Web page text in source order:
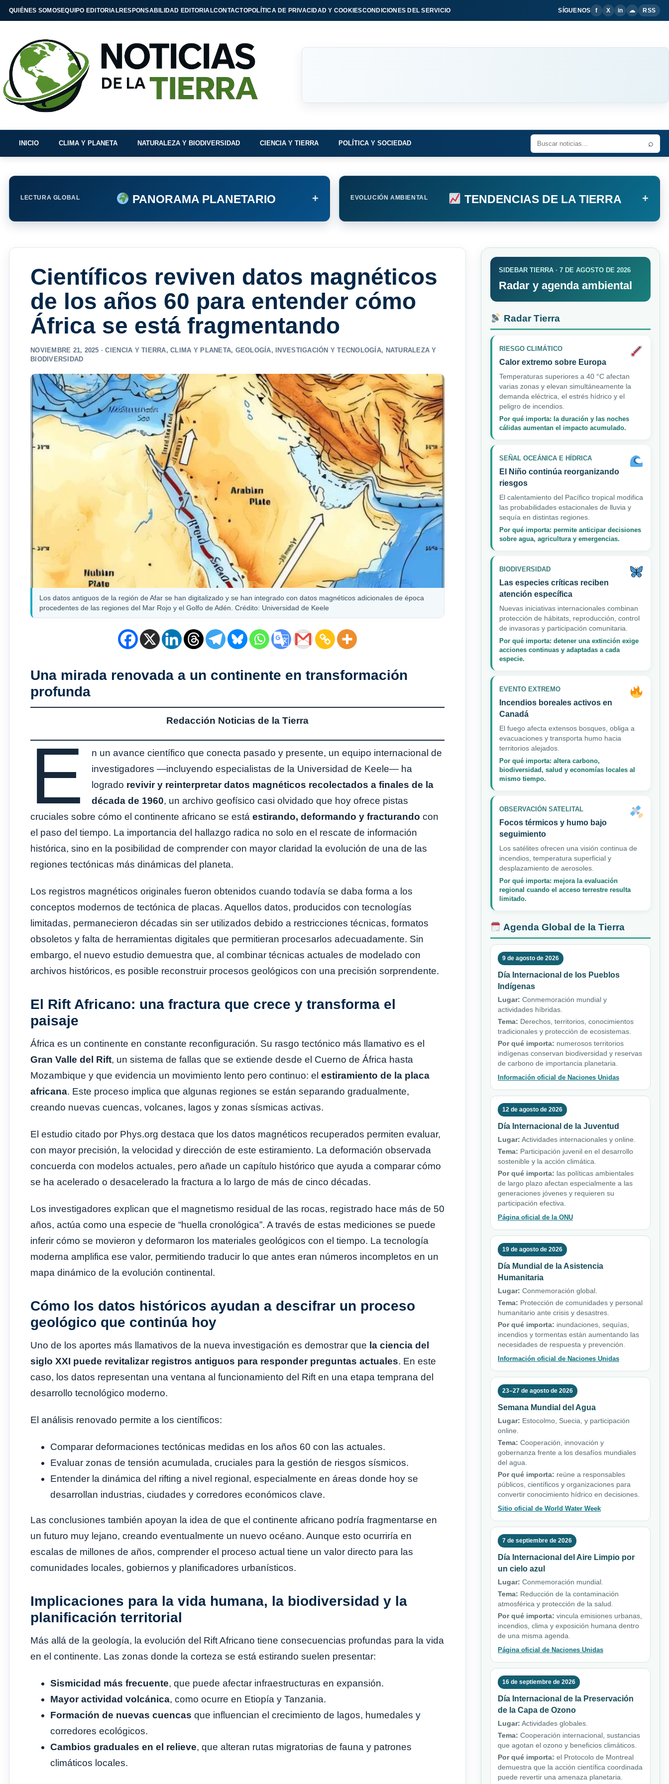
QUIÉNES SOMOSEQUIPO EDITORIALRESPONSABILIDAD EDITORIALCONTACTOPOLÍTICA DE PRIVACIDAD Y COOKIESCONDICIONES DEL SERVICIO SÍGUENOS f X in ☁ RSS
INICIO CLIMA Y PLANETA NATURALEZA Y BIODIVERSIDAD CIENCIA Y TIERRA POLÍTICA Y SOCIEDAD ⌕
LECTURA GLOBAL PANORAMA PLANETARIO + EVOLUCIÓN AMBIENTAL TENDENCIAS DE LA TIERRA +
Científicos reviven datos magnéticos
de los años 60 para entender cómo
África se está fragmentando
NOVIEMBRE 21, 2025 ·CIENCIA Y TIERRA,CLIMA Y PLANETA, GEOLOGÍA, INVESTIGACIÓN Y TECNOLOGÍA, NATURALEZA Y
BIODIVERSIDAD
Los datos antiguos de la región de Afar se han digitalizado y se han integrado con datos magnéticos adicionales de época
procedentes de las regiones del Mar Rojo y el Golfo de Adén. Crédito: Universidad de Keele
Una mirada renovada a un continente en transformación
profunda
Redacción Noticias de la Tierra
E
n un avance científico que conecta pasado y presente, un equipo internacional de
investigadores —incluyendo especialistas de la Universidad de Keele— ha
logrado revivir y reinterpretar datos magnéticos recolectados a finales de la
década de 1960, un archivo geofísico casi olvidado que hoy ofrece pistas
cruciales sobre cómo el continente africano se está estirando, deformando y fracturando con
el paso del tiempo. La importancia del hallazgo radica no solo en el rescate de información
histórica, sino en la posibilidad de comprender con mayor claridad la evolución de una de las
regiones tectónicas más dinámicas del planeta.
Los registros magnéticos originales fueron obtenidos cuando todavía se daba forma a los
conceptos modernos de tectónica de placas. Aquellos datos, producidos con tecnologías
limitadas, permanecieron décadas sin ser utilizados debido a restricciones técnicas, formatos
obsoletos y falta de herramientas digitales que permitieran procesarlos adecuadamente. Sin
embargo, el nuevo estudio demuestra que, al combinar técnicas actuales de modelado con
archivos históricos, es posible reconstruir procesos geológicos con una precisión sorprendente.
El Rift Africano: una fractura que crece y transforma el
paisaje
África es un continente en constante reconfiguración. Su rasgo tectónico más llamativo es el
Gran Valle del Rift, un sistema de fallas que se extiende desde el Cuerno de África hasta
Mozambique y que evidencia un movimiento lento pero continuo: el estiramiento de la placa
africana. Este proceso implica que algunas regiones se están separando gradualmente,
creando nuevas cuencas, volcanes, lagos y zonas sísmicas activas.
El estudio citado por Phys.org destaca que los datos magnéticos recuperados permiten evaluar,
con mayor precisión, la velocidad y dirección de este estiramiento. La deformación observada
concuerda con modelos actuales, pero añade un capítulo histórico que ayuda a comparar cómo
se ha acelerado o desacelerado la fractura a lo largo de más de cinco décadas.
Los investigadores explican que el magnetismo residual de las rocas, registrado hace más de 50
años, actúa como una especie de “huella cronológica”. A través de estas mediciones se puede
inferir cómo se movieron y deformaron los materiales geológicos con el tiempo. La tecnología
moderna amplifica ese valor, permitiendo traducir lo que antes eran números incompletos en un
mapa dinámico de la evolución continental.
Cómo los datos históricos ayudan a descifrar un proceso
geológico que continúa hoy
Uno de los aportes más llamativos de la nueva investigación es demostrar que la ciencia del
siglo XXI puede revitalizar registros antiguos para responder preguntas actuales. En este
caso, los datos representan una ventana al funcionamiento del Rift en una etapa temprana del
desarrollo tecnológico moderno.
El análisis renovado permite a los científicos:
Comparar deformaciones tectónicas medidas en los años 60 con las actuales.
Evaluar zonas de tensión acumulada, cruciales para la gestión de riesgos sísmicos.
Entender la dinámica del rifting a nivel regional, especialmente en áreas donde hoy se
desarrollan industrias, ciudades y corredores económicos clave.
Las conclusiones también apoyan la idea de que el continente africano podría fragmentarse en
un futuro muy lejano, creando eventualmente un nuevo océano. Aunque esto ocurriría en
escalas de millones de años, comprender el proceso actual tiene un valor directo para las
comunidades locales, gobiernos y planificadores urbanísticos.
Implicaciones para la vida humana, la biodiversidad y la
planificación territorial
Más allá de la geología, la evolución del Rift Africano tiene consecuencias profundas para la vida
en el continente. Las zonas donde la corteza se está estirando suelen presentar:
Sismicidad más frecuente, que puede afectar infraestructuras en expansión.
Mayor actividad volcánica, como ocurre en Etiopía y Tanzania.
Formación de nuevas cuencas que influencian el crecimiento de lagos, humedales y
corredores ecológicos.
Cambios graduales en el relieve, que alteran rutas migratorias de fauna y patrones
climáticos locales.
SIDEBAR TIERRA · 7 DE AGOSTO DE 2026
Radar y agenda ambiental
Radar Tierra
RIESGO CLIMÁTICO
Calor extremo sobre Europa
Temperaturas superiores a 40 °C afectan
varias zonas y elevan simultáneamente la
demanda eléctrica, el estrés hídrico y el
peligro de incendios.
Por qué importa: la duración y las noches
cálidas aumentan el impacto acumulado.
SEÑAL OCEÁNICA E HÍDRICA
El Niño continúa reorganizando
riesgos
El calentamiento del Pacífico tropical modifica
las probabilidades estacionales de lluvia y
sequía en distintas regiones.
Por qué importa: permite anticipar decisiones
sobre agua, agricultura y emergencias.
BIODIVERSIDAD
Las especies críticas reciben
atención específica
Nuevas iniciativas internacionales combinan
protección de hábitats, reproducción, control
de invasoras y participación comunitaria.
Por qué importa: detener una extinción exige
acciones continuas y adaptadas a cada
especie.
EVENTO EXTREMO
Incendios boreales activos en
Canadá
El fuego afecta extensos bosques, obliga a
evacuaciones y transporta humo hacia
territorios alejados.
Por qué importa: altera carbono,
biodiversidad, salud y economías locales al
mismo tiempo.
OBSERVACIÓN SATELITAL
Focos térmicos y humo bajo
seguimiento
Los satélites ofrecen una visión continua de
incendios, temperatura superficial y
desplazamiento de aerosoles.
Por qué importa: mejora la evaluación
regional cuando el acceso terrestre resulta
limitado.
Agenda Global de la Tierra
9 de agosto de 2026
Día Internacional de los Pueblos
Indígenas
Lugar: Conmemoración mundial y
actividades híbridas.
Tema: Derechos, territorios, conocimientos
tradicionales y protección de ecosistemas.
Por qué importa: numerosos territorios
indígenas conservan biodiversidad y reservas
de carbono de importancia planetaria.
Información oficial de Naciones Unidas
12 de agosto de 2026
Día Internacional de la Juventud
Lugar: Actividades internacionales y online.
Tema: Participación juvenil en el desarrollo
sostenible y la acción climática.
Por qué importa: las políticas ambientales
de largo plazo afectan especialmente a las
generaciones jóvenes y requieren su
participación efectiva.
Página oficial de la ONU
19 de agosto de 2026
Día Mundial de la Asistencia
Humanitaria
Lugar: Conmemoración global.
Tema: Protección de comunidades y personal
humanitario ante crisis y desastres.
Por qué importa: inundaciones, sequías,
incendios y tormentas están aumentando las
necesidades de respuesta y prevención.
Información oficial de Naciones Unidas
23–27 de agosto de 2026
Semana Mundial del Agua
Lugar: Estocolmo, Suecia, y participación
online.
Tema: Cooperación, innovación y
gobernanza frente a los desafíos mundiales
del agua.
Por qué importa: reúne a responsables
públicos, científicos y organizaciones para
convertir conocimiento hídrico en decisiones.
Sitio oficial de World Water Week
7 de septiembre de 2026
Día Internacional del Aire Limpio por
un cielo azul
Lugar: Conmemoración mundial.
Tema: Reducción de la contaminación
atmosférica y protección de la salud.
Por qué importa: vincula emisiones urbanas,
incendios, clima y exposición humana dentro
de una misma agenda.
Página oficial de Naciones Unidas
16 de septiembre de 2026
Día Internacional de la Preservación
de la Capa de Ozono
Lugar: Actividades globales.
Tema: Cooperación internacional, sustancias
que agotan el ozono y beneficios climáticos.
Por qué importa: el Protocolo de Montreal
demuestra que la acción científica coordinada
puede revertir una amenaza planetaria.